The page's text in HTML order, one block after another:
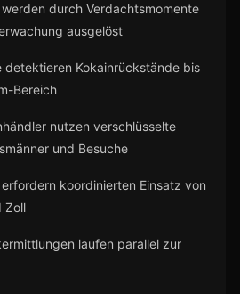
durch Verdachtsmomente
ausgelöst
detektieren Kokainrückstände bis
Bereich
nutzen verschlüsselte
und Besuche
koordinierten Einsatz von
Zoll
laufen parallel zur